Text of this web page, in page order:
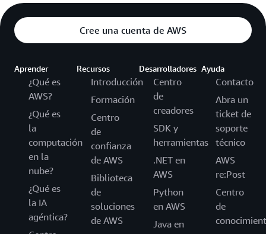
Cree una cuenta de AWS
Aprender
¿Qué es
AWS?
¿Qué es
la
computación
en la
nube?
¿Qué es
la IA
agéntica?
Recursos
Introducción
Formación
Centro
de
confianza
de AWS
Biblioteca
de
soluciones
de AWS
Desarrolladores
Centro
de
creadores
SDK y
herramientas
.NET en
AWS
Python
en AWS
Java en
Ayuda
Contacto
Abra un
ticket de
soporte
técnico
AWS
re:Post
Centro
de